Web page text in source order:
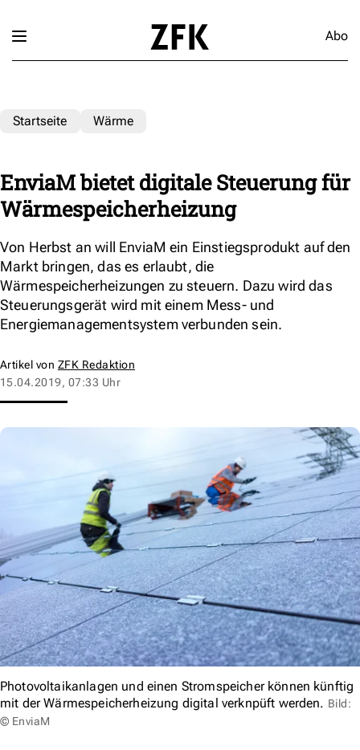
Abo
Startseite Wärme
EnviaM bietet digitale Steuerung für
Wärmespeicherheizung
Von Herbst an will EnviaM ein Einstiegsprodukt auf den
Markt bringen, das es erlaubt, die
Wärmespeicherheizungen zu steuern. Dazu wird das
Steuerungsgerät wird mit einem Mess- und
Energiemanagementsystem verbunden sein.
Artikel von ZFK Redaktion
15.04.2019, 07:33 Uhr
Photovoltaikanlagen und einen Stromspeicher können künftig
mit der Wärmespeicherheizung digital verknpüft werden. Bild:
© EnviaM